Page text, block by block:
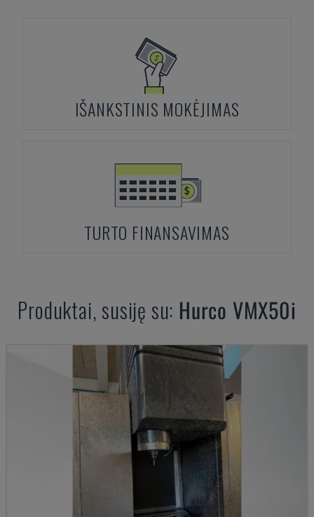
IŠANKSTINIS MOKĖJIMAS
TURTO FINANSAVIMAS
Produktai, susiję su: Hurco VMX50i